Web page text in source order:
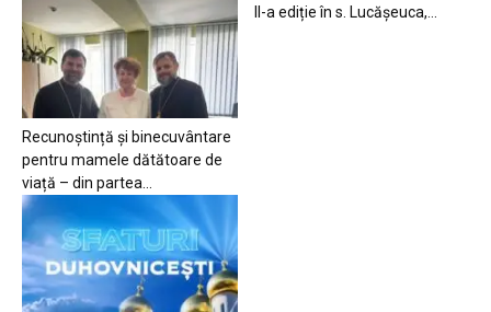
Recunoștință și binecuvântare
pentru mamele dătătoare de
viață – din partea...
II-a ediție în s. Lucășeuca,...